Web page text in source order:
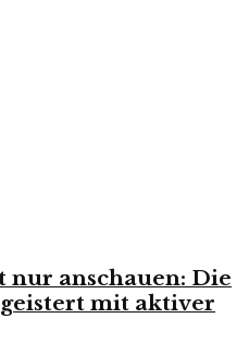
anschauen: Die
mit aktiver